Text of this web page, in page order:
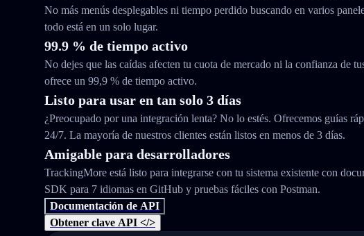
No más menús desplegables ni tiempo perdido buscando en varios
todo está en un solo lugar.
99.9 % de tiempo activo
No dejes que las caídas afecten tu cuota de mercado ni la confianza de
ofrece un 99,9 % de tiempo activo.
Listo para usar en tan solo 3 días
¿Preocupado por una integración lenta? No lo estés. Ofrecemos guías
24/7. La mayoría de nuestros clientes están listos en menos de 3 días.
Amigable para desarrolladores
TrackingMore está listo para integrarse con tu sistema existente con
SDK para 7 idiomas en GitHub y pruebas fáciles con Postman.
Documentación de API
Obtener clave API </>